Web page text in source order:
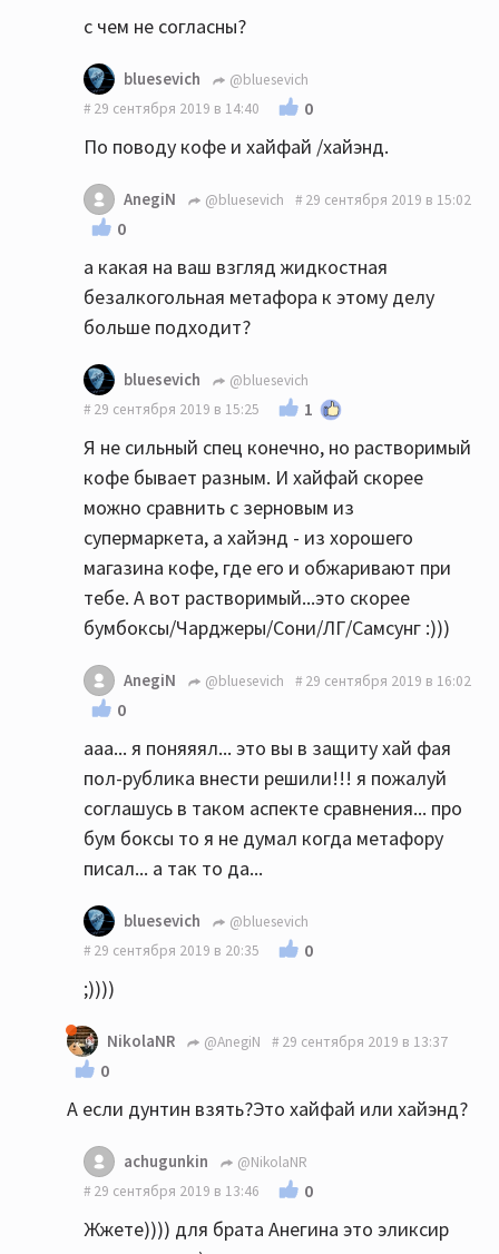
с чем не согласны?
bluesevich
@bluesevich
29 сентября 2019 в 14:40
0
По поводу кофе и хайфай /хайэнд.
AnegiN @bluesevich 29 сентября 2019 в 15:02
0
а какая на ваш взгляд жидкостная
безалкогольная метафора к этому делу
больше подходит?
bluesevich
@bluesevich
29 сентября 2019 в 15:25
1
Я не сильный спец конечно, но растворимый
кофе бывает разным. И хайфай скорее
можно сравнить с зерновым из
супермаркета, а хайэнд - из хорошего
магазина кофе, где его и обжаривают при
тебе. А вот растворимый...это скорее
бумбоксы/Чарджеры/Сони/ЛГ/Самсунг :)))
AnegiN @bluesevich 29 сентября 2019 в 16:02
0
ааа... я поняяял... это вы в защиту хай фая
пол-рублика внести решили!!! я пожалуй
соглашусь в таком аспекте сравнения... про
бум боксы то я не думал когда метафору
писал... а так то да...
bluesevich
@bluesevich
29 сентября 2019 в 20:35
0
;))))
NikolaNR @AnegiN 29 сентября 2019 в 13:37
0
А если дунтин взять?Это хайфай или хайэнд?
achugunkin
@NikolaNR
29 сентября 2019 в 13:46
0
Жжете)))) для брата Анегина это эликсир